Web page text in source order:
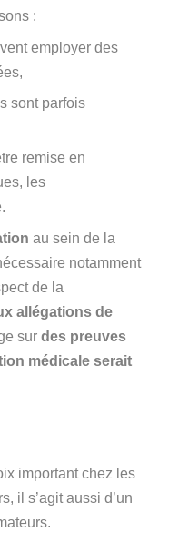
:
employer des
sont parfois
remise en
les
au sein de la
notamment
de la
allégations de
sur des preuves
médicale serait
important chez les
il s’agit aussi d’un